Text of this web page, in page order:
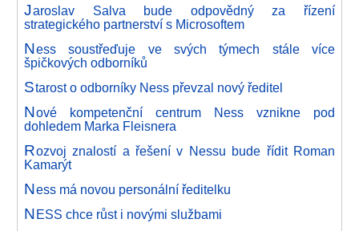
Jaroslav Salva bude odpovědný za řízení
strategického partnerství s Microsoftem
Ness soustřeďuje ve svých týmech stále více
špičkových odborníků
Starost o odborníky Ness převzal nový ředitel
Nové kompetenční centrum Ness vznikne pod
dohledem Marka Fleisnera
Rozvoj znalostí a řešení v Nessu bude řídit Roman
Kamarýt
Ness má novou personální ředitelku
NESS chce růst i novými službami